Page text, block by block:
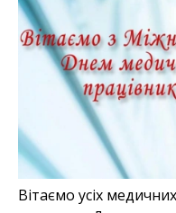
Вітаємо усіх